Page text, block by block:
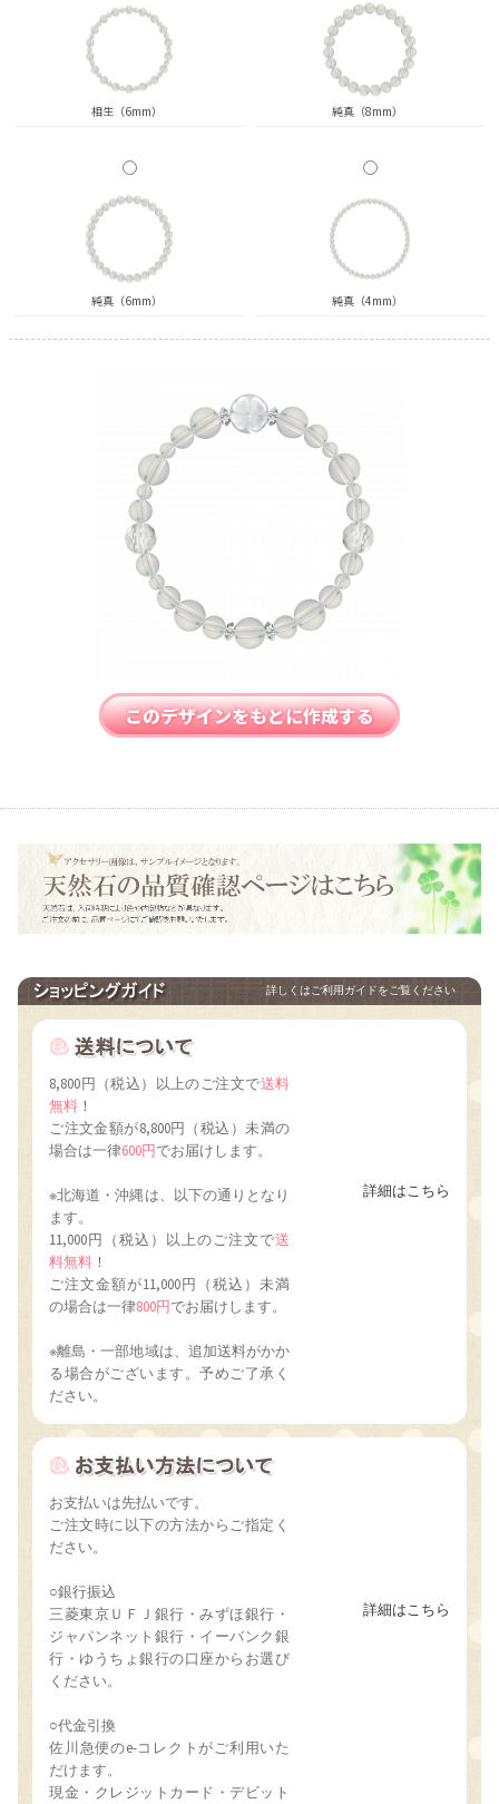
相生（6mm） 純真（8mm）
純真（6mm） 純真（4mm）
このデザインをもとに作成する
詳しくはご利用ガイドをご覧ください
8,800円（税込）以上のご注文で送料
無料 ！
ご注文金額が8,800円（税込）未満の
場合は一律600円でお届けします。
※北海道・沖縄は、以下の通りとなり
ます。
11,000円（税込）以上のご注文で送
料無料 ！
ご注文金額が11,000円（税込）未満
の場合は一律800円でお届けします。
※離島・一部地域は、追加送料がかか
る場合がございます。予めご了承く
ださい。
詳細はこちら
お支払いは先払いです。
ご注文時に以下の方法からご指定く
ださい。
○銀行振込
三菱東京ＵＦＪ銀行・みずほ銀行・
ジャパンネット銀行・イーバンク銀
行・ゆうちょ銀行の口座からお選び
ください。
○代金引換
佐川急便のe-コレクトがご利用いた
だけます。
現金・クレジットカード・デビット
詳細はこちら